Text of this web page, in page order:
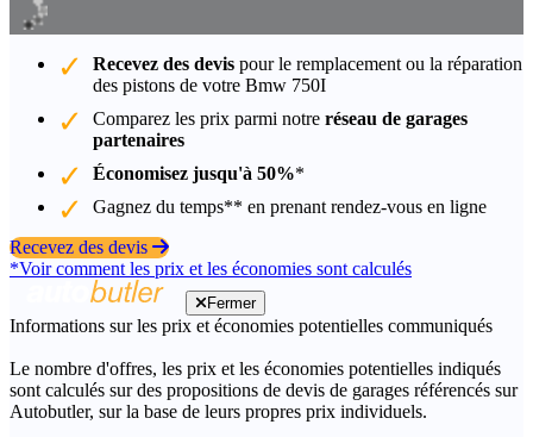
Recevez des devis pour le remplacement ou la réparation
des pistons de votre Bmw 750I
Comparez les prix parmi notre réseau de garages
partenaires
Économisez jusqu'à 50%*
Gagnez du temps** en prenant rendez-vous en ligne
Recevez des devis
*Voir comment les prix et les économies sont calculés
Fermer
Informations sur les prix et économies potentielles communiqués
Le nombre d'offres, les prix et les économies potentielles indiqués
sont calculés sur des propositions de devis de garages référencés sur
Autobutler, sur la base de leurs propres prix individuels.